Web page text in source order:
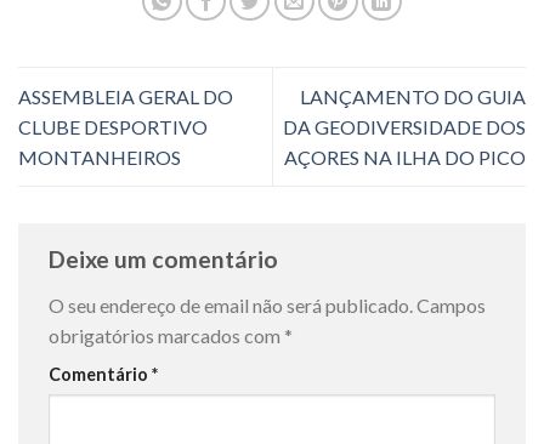
ASSEMBLEIA GERAL DO
CLUBE DESPORTIVO
MONTANHEIROS
LANÇAMENTO DO GUIA
DA GEODIVERSIDADE DOS
AÇORES NA ILHA DO PICO
Deixe um comentário
O seu endereço de email não será publicado. Campos
obrigatórios marcados com *
Comentário *